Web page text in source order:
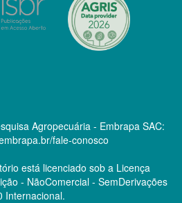
Agropecuária - Embrapa SAC:
fale-conosco
está licenciado sob a Licença
- NãoComercial - SemDerivações
Internacional.